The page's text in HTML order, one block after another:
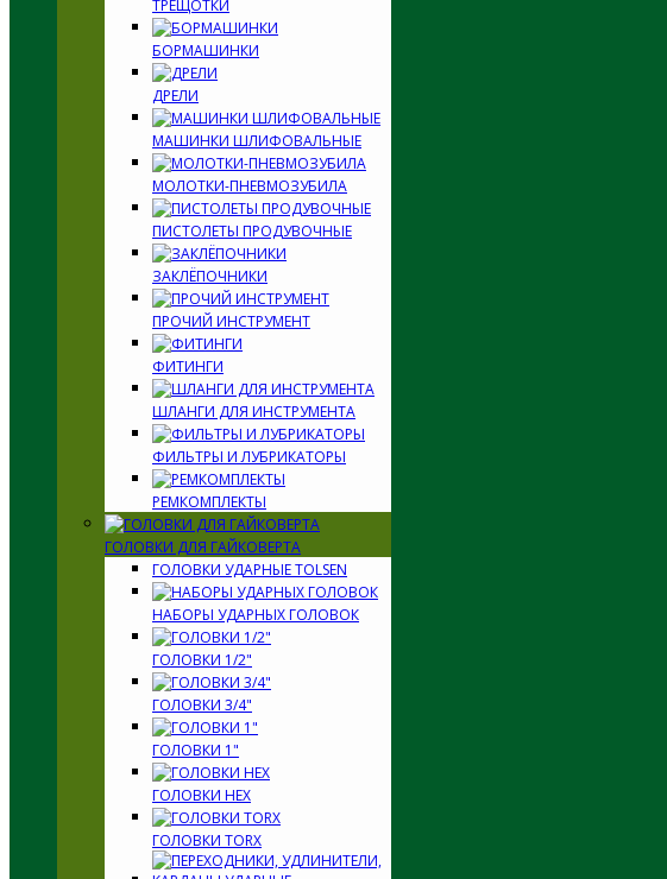
ТРЕЩОТКИ
БОРМАШИНКИ
ДРЕЛИ
МАШИНКИ ШЛИФОВАЛЬНЫЕ
МОЛОТКИ-ПНЕВМОЗУБИЛА
ПИСТОЛЕТЫ ПРОДУВОЧНЫЕ
ЗАКЛЁПОЧНИКИ
ПРОЧИЙ ИНСТРУМЕНТ
ФИТИНГИ
ШЛАНГИ ДЛЯ ИНСТРУМЕНТА
ФИЛЬТРЫ И ЛУБРИКАТОРЫ
РЕМКОМПЛЕКТЫ
ГОЛОВКИ ДЛЯ ГАЙКОВЕРТА
ГОЛОВКИ УДАРНЫЕ TOLSEN
НАБОРЫ УДАРНЫХ ГОЛОВОК
ГОЛОВКИ 1/2"
ГОЛОВКИ 3/4"
ГОЛОВКИ 1"
ГОЛОВКИ HEX
ГОЛОВКИ TORX